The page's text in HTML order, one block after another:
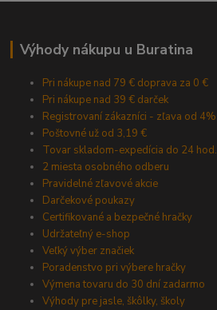
Výhody nákupu u Buratina
Pri nákupe nad 79 € doprava za 0 €
Pri nákupe nad 39 € darček
Registrovaní zákazníci - zľava od 4%
Poštovné už od 3,19 €
Tovar skladom-expedícia do 24 hod.
2 miesta osobného odberu
Pravidelné zľavové akcie
Darčekové poukazy
Certifikované a bezpečné hračky
Udržateľný e-shop
Veľký výber značiek
Poradenstvo pri výbere hračky
Výmena tovaru do 30 dní zadarmo
Výhody pre jasle, škôlky, školy